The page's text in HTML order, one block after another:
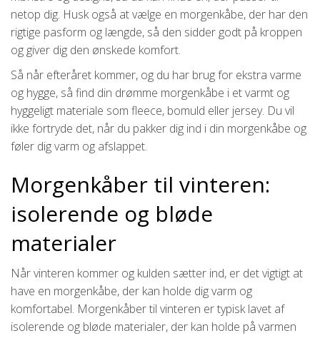
netop dig. Husk også at vælge en morgenkåbe, der har den
rigtige pasform og længde, så den sidder godt på kroppen
og giver dig den ønskede komfort.
Så når efteråret kommer, og du har brug for ekstra varme
og hygge, så find din drømme morgenkåbe i et varmt og
hyggeligt materiale som fleece, bomuld eller jersey. Du vil
ikke fortryde det, når du pakker dig ind i din morgenkåbe og
føler dig varm og afslappet.
Morgenkåber til vinteren:
isolerende og bløde
materialer
Når vinteren kommer og kulden sætter ind, er det vigtigt at
have en morgenkåbe, der kan holde dig varm og
komfortabel. Morgenkåber til vinteren er typisk lavet af
isolerende og bløde materialer, der kan holde på varmen